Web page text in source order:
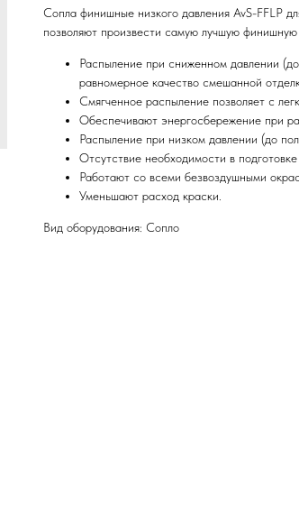
Сопла финишные низкого давления AvS-FFLP
позволяют произвести самую лучшую
Распыление при сниженном давлении
равномерное качество смешанной
Смягченное распыление позволяет с
Обеспечивают энергосбережение при
Распыление при низком давлении (до
Отсутствие необходимости в
Работают со всеми безвоздушными
Уменьшают расход краски.
Вид оборудования: Сопло